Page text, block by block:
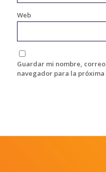
Web
Guardar mi nombre,
navegador para la